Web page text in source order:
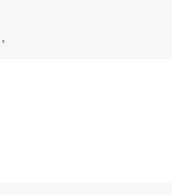
*